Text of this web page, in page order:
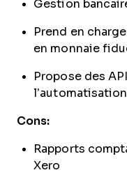
Gestion
Prend en
en monnaie
Propose des
l’automatisation
Cons:
Rapports
Xero